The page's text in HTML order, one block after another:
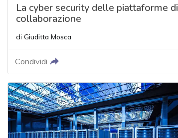
La cyber security delle piattaforme di
collaborazione
di Giuditta Mosca
Condividi